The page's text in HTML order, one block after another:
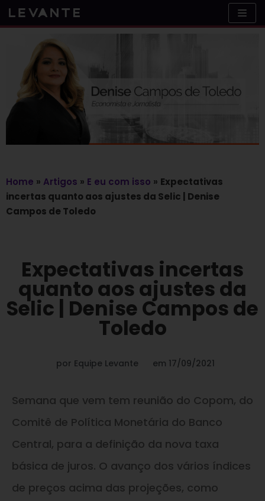
Skip
to
content
Home » Artigos » E eu com isso » Expectativas
incertas quanto aos ajustes da Selic | Denise
Campos de Toledo
Expectativas incertas
quanto aos ajustes da
Selic | Denise Campos de
Toledo
por Equipe Levante em 17/09/2021
Semana que vem tem reunião do Copom, do
Comitê de Política Monetária do Banco
Central, para a definição da nova taxa
básica de juros. O avanço dos vários índices
de preços acima das projeções, como